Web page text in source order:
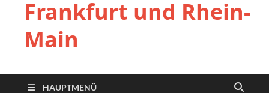
Frankfurt und Rhein-
Main
HAUPTMENÜ